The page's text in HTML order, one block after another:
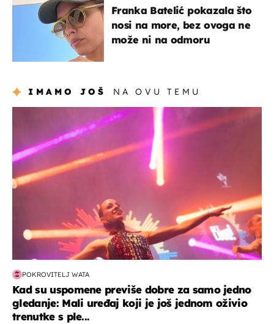
Franka Batelić pokazala što
nosi na more, bez ovoga ne
može ni na odmoru
IMAMO JOŠ NA OVU TEMU
POKROVITELJ WATA
Kad su uspomene previše dobre za samo jedno
gledanje: Mali uređaj koji je još jednom oživio
trenutke s ple...